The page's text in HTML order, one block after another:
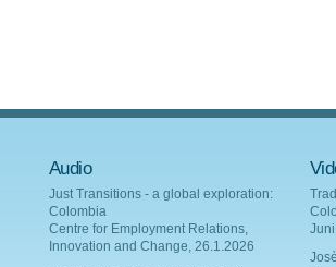
Audio
Just Transitions - a global exploration:
Colombia
Centre for Employment Relations,
Innovation and Change, 26.1.2026